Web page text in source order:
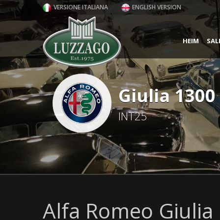
VERSIONE ITALIANA ENGLISH VERSION
HEIM
Giulia 1300
INT25
Alfa Romeo Giulia